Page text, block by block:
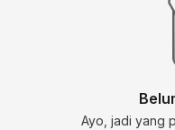
Ayo, jadi yang